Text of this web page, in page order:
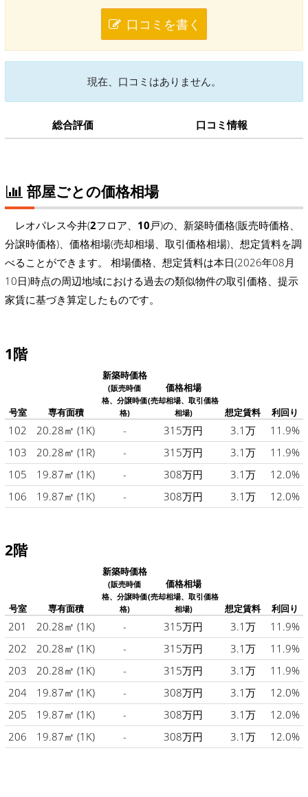
口コミを書く
現在、口コミはありません。
総合評価 口コミ情報
部屋ごとの価格相場
レオパレス今井(2フロア、 10戸)の、新築時価格(販売時価格、
分譲時価格)、価格相場(売却相場、取引価格相場)、想定賃料を調
べることができます。 相場価格、想定賃料は本日(2026年08月
10日)時点の周辺地域における過去の類似物件の取引価格、提示
家賃に基づき算定したものです。
1階
号室 専有面積
新築時価格
(販売時価
格、分譲時価
格)
価格相場
(売却相場、取引価格
相場)
想定賃料 利回り
102 20.28㎡ (1K) - 315万円 3.1万
11.9%
103
20.28㎡ (1R) - 315万円 3.1万
11.9%
105
19.87㎡ (1K) - 308万円 3.1万
12.0%
106
19.87㎡ (1K) - 308万円 3.1万 12.0%
2階
号室 専有面積
新築時価格
(販売時価
格、分譲時価
格)
価格相場
(売却相場、取引価格
相場)
想定賃料 利回り
201 20.28㎡ (1K) - 315万円 3.1万
11.9%
202
20.28㎡ (1K) - 315万円 3.1万
11.9%
203
20.28㎡ (1K) - 315万円 3.1万
11.9%
204
19.87㎡ (1K) - 308万円 3.1万
12.0%
205
19.87㎡ (1K) - 308万円 3.1万
12.0%
206
19.87㎡ (1K) - 308万円 3.1万 12.0%